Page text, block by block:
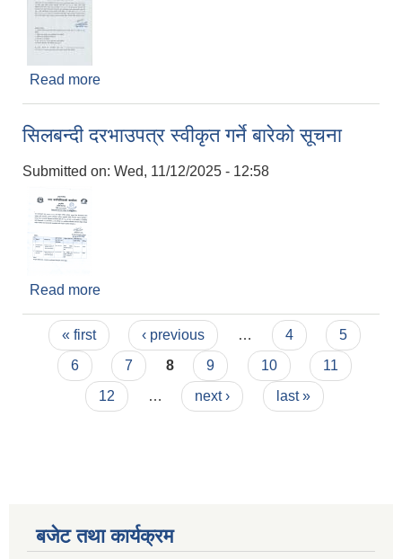
Read more
सिलबन्दी दरभाउपत्र स्वीकृत गर्ने बारेको सूचना
Submitted on: Wed, 11/12/2025 - 12:58
Read more
Pages
« first ‹ previous … 4
5
6
7 8 9 10
11
12
… next › last »
बजेट तथा कार्यक्रम